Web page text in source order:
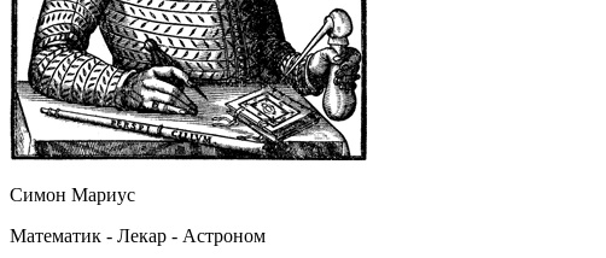
Симон Мариус
Математик - Лекар - Астроном